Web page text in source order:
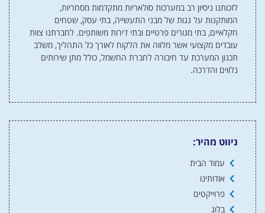
לזכותנו ניסיון רב במערכות סולאריות מתקדמות מסחריות,
המותקנות על גגות של מבני התעשייה, בתי עסק, שטחים
חקלאיים, בתי מגורים פרטיים ובתי דירות משותפים. לחברתנו צוות
עובדים מקצועי אשר מלווה את הלקוח לאורך כל התהליך, משלב
תכנון המערכת עד חיבורה לחברת החשמל, כולל מתן שירותים
נלווים והדרכה.
ניווט מהיר:
עמוד הבית
אודותינו
פרוייקטים
בלוג